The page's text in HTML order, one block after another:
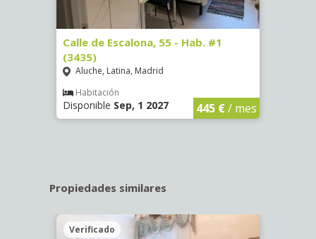
Calle de Escalona, 55 - Hab. #1
(3435)
Aluche, Latina, Madrid
Habitación
Disponible Sep, 1 2027 445 €/ mes
Propiedades similares
Verificado